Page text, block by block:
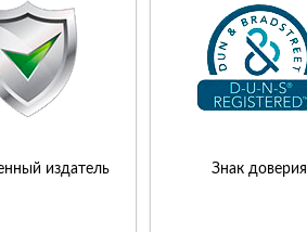
издатель Знак доверия